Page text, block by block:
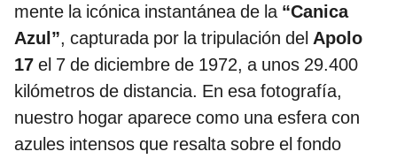
mente la icónica instantánea de la “Canica
Azul”, capturada por la tripulación del Apolo
17 el 7 de diciembre de 1972, a unos 29.400
kilómetros de distancia. En esa fotografía,
nuestro hogar aparece como una esfera con
azules intensos que resalta sobre el fondo